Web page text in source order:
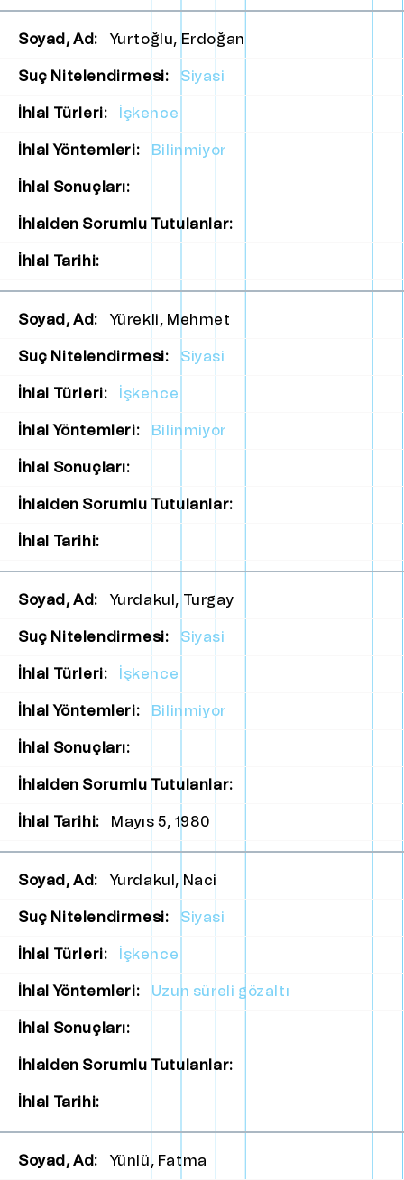
Soyad, Ad: Yurtoğlu, Erdoğan
Suç Nitelendirmesi: Siyasi
İhlal Türleri: İşkence
İhlal Yöntemleri: Bilinmiyor
İhlal Sonuçları:
İhlalden Sorumlu Tutulanlar:
İhlal Tarihi:
Soyad, Ad: Yürekli, Mehmet
Suç Nitelendirmesi: Siyasi
İhlal Türleri: İşkence
İhlal Yöntemleri: Bilinmiyor
İhlal Sonuçları:
İhlalden Sorumlu Tutulanlar:
İhlal Tarihi:
Soyad, Ad: Yurdakul, Turgay
Suç Nitelendirmesi: Siyasi
İhlal Türleri: İşkence
İhlal Yöntemleri: Bilinmiyor
İhlal Sonuçları:
İhlalden Sorumlu Tutulanlar:
İhlal Tarihi: Mayıs 5, 1980
Soyad, Ad: Yurdakul, Naci
Suç Nitelendirmesi: Siyasi
İhlal Türleri: İşkence
İhlal Yöntemleri: Uzun süreli gözaltı
İhlal Sonuçları:
İhlalden Sorumlu Tutulanlar:
İhlal Tarihi:
Soyad, Ad: Yünlü, Fatma